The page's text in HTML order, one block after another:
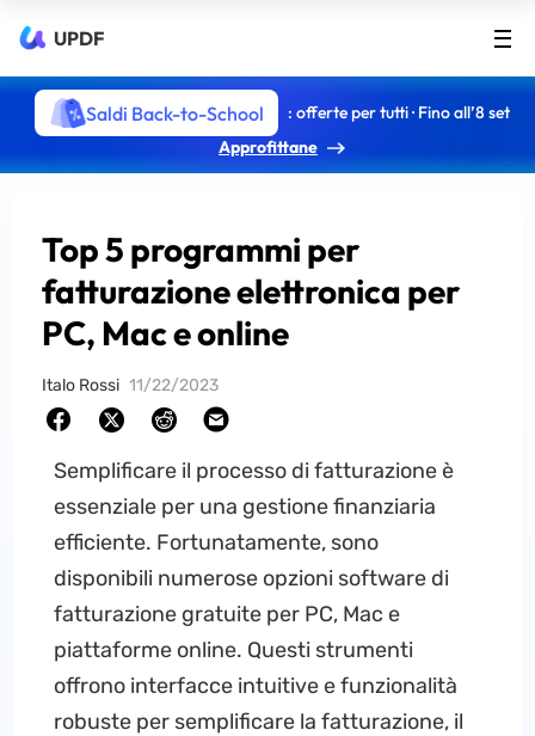
UPDF
Saldi Back-to-School
: offerte per tutti · Fino all’8 set
Approfittane
Top 5 programmi per
fatturazione elettronica per
PC, Mac e online
Italo Rossi 11/22/2023
Semplificare il processo di fatturazione è
essenziale per una gestione finanziaria
efficiente. Fortunatamente, sono
disponibili numerose opzioni software di
fatturazione gratuite per PC, Mac e
piattaforme online. Questi strumenti
offrono interfacce intuitive e funzionalità
robuste per semplificare la fatturazione, il